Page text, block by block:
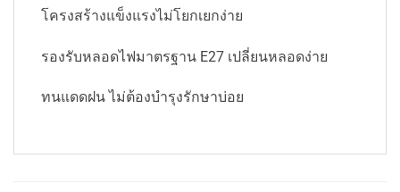
โครงสร้างแข็งแรงไม่โยกเยกง่าย
รองรับหลอดไฟมาตรฐาน E27 เปลี่ยนหลอดง่าย
ทนแดดฝน ไม่ต้องบำรุงรักษาบ่อย